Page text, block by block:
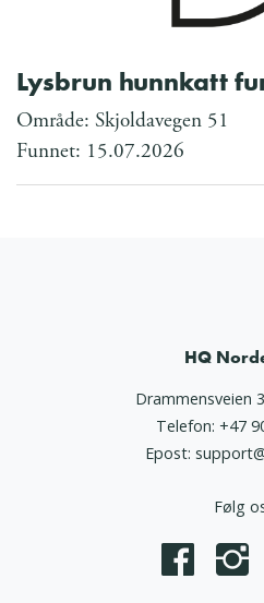
Lysbrun hunnkatt
Område: Skjoldavegen 51
Funnet: 15.07.2026
HQ
Drammensveien
Telefon: +47
Epost:
Følg